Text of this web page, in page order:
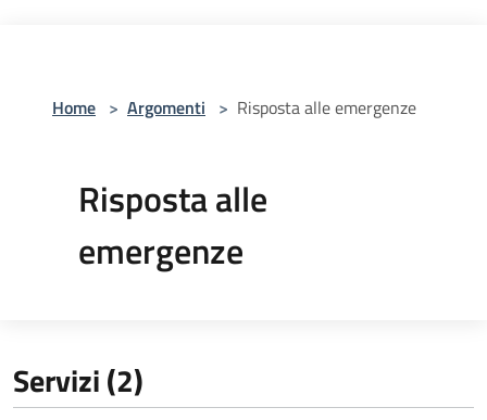
Home > Argomenti > Risposta alle emergenze
Risposta alle
emergenze
Servizi (2)